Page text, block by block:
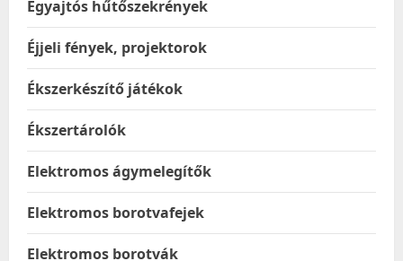
Egyajtós hűtőszekrények
Éjjeli fények, projektorok
Ékszerkészítő játékok
Ékszertárolók
Elektromos ágymelegítők
Elektromos borotvafejek
Elektromos borotvák